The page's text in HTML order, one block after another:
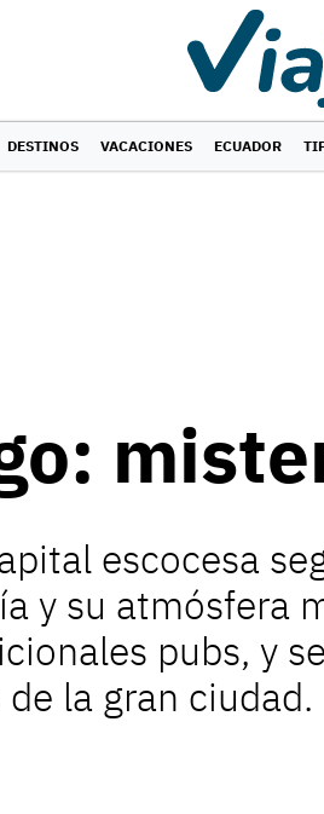
DESTINOS VACACIONES ECUADOR
escocesa
y su atmósfera
pubs, y
la gran ciudad.